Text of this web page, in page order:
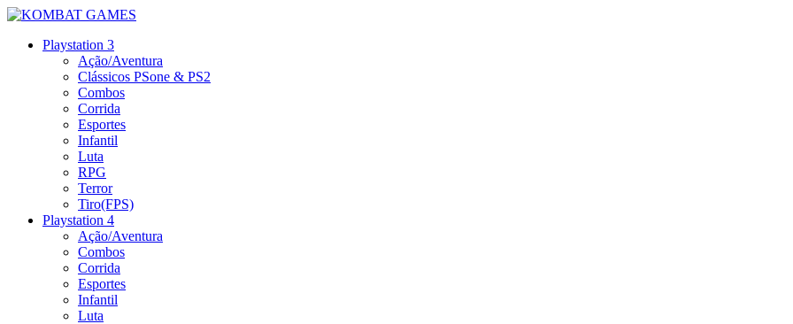
Playstation 3
Ação/Aventura
Clássicos PSone & PS2
Combos
Corrida
Esportes
Infantil
Luta
RPG
Terror
Tiro(FPS)
Playstation 4
Ação/Aventura
Combos
Corrida
Esportes
Infantil
Luta